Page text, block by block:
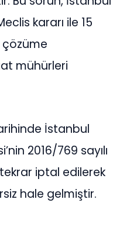
kararı ile 15
çözüme
mühürleri
İstanbul
2016/769 sayılı
iptal edilerek
hale gelmiştir.